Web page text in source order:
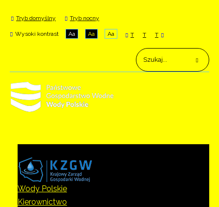
Tryb domyślny Tryb nocny
Wysoki kontrast Aa Aa Aa T T T
Wody Polskie
Kierownictwo